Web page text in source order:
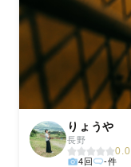
りょうや
長野
0.0
4回 -件